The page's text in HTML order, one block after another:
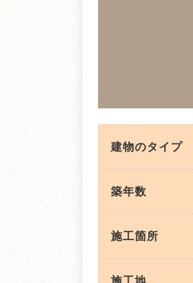
建物のタイプ
築年数
施工箇所